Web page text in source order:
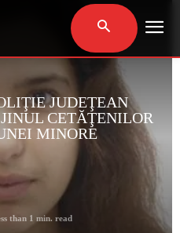
JUDEŢEAN
CETĂŢENILOR
MINORE
than 1 min. read